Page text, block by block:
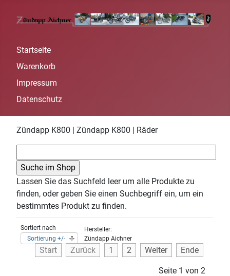
Startseite
Warenkorb
Impressum
Datenschutz
Zündapp K800 | Zündapp K800 | Räder
Lassen Sie das Suchfeld leer um alle Produkte zu
finden, oder geben Sie einen Suchbegriff ein, um ein
bestimmtes Produkt zu finden.
Sortiert nach
Sortierung +/-
Hersteller:
Zündapp Aichner
Start Zurück 1 2 Weiter Ende
Seite 1 von 2